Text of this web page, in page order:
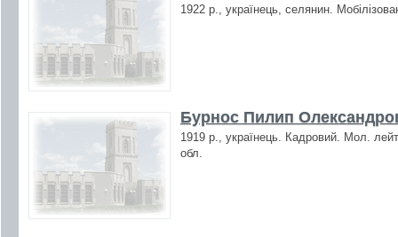
1922 р., українець, селянин.
Бурнос Пилип
1919 р., українець. Кадровий. Мол.
обл.